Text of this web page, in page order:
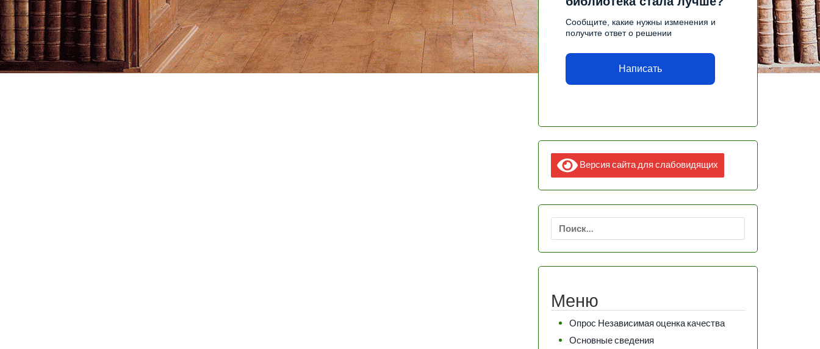
Сообщите, какие нужны изменения и
получите ответ о решении
Написать
Версия сайта для слабовидящих
Найти:
Меню
Опрос Независимая оценка качества
Основные сведения